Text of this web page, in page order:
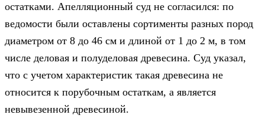
остатками. Апелляционный суд не согласился: по
ведомости были оставлены сортименты разных пород
диаметром от 8 до 46 см и длиной от 1 до 2 м, в том
числе деловая и полуделовая древесина. Суд указал,
что с учетом характеристик такая древесина не
относится к порубочным остаткам, а является
невывезенной древесиной.